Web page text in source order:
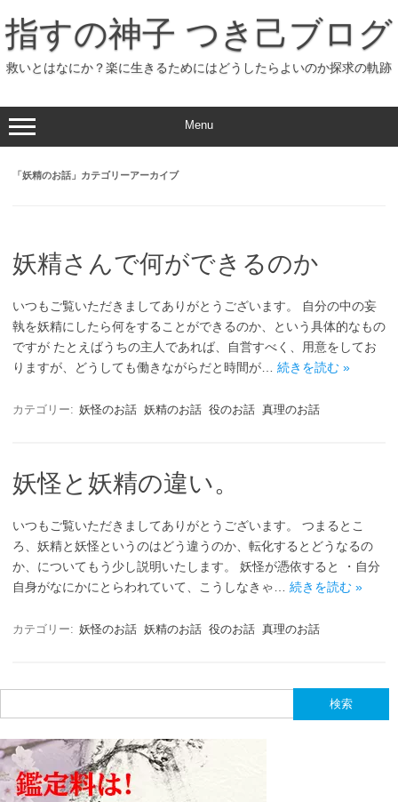
ン
テ
ン
ツ
へ
ッ
プ
指すの神子 つき己ブログ
救いとはなにか？楽に生きるためにはどうしたらよいのか探求の軌跡
Menu
「妖精のお話 」カテゴリーアーカイブ
妖精さんで何ができるのか
いつもご覧いただきましてありがとうございます。 自分の中の妄
執を妖精にしたら何をすることができるのか、という具体的なもの
ですが たとえばうちの主人であれば、自営すべく、用意をしてお
りますが、どうしても働きながらだと時間が… 続きを読む »
カテゴリー: 妖怪のお話 妖精のお話 役のお話 真理のお話
妖怪と妖精の違い。
いつもご覧いただきましてありがとうございます。 つまるとこ
ろ、妖精と妖怪というのはどう違うのか、転化するとどうなるの
か、についてもう少し説明いたします。 妖怪が憑依すると ・自分
自身がなにかにとらわれていて、こうしなきゃ… 続きを読む »
カテゴリー: 妖怪のお話 妖精のお話 役のお話 真理のお話
索: